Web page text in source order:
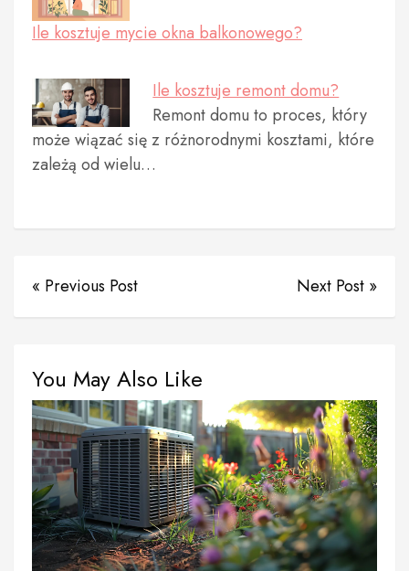
Ile kosztuje mycie okna balkonowego?
Ile kosztuje remont domu?
Remont domu to proces, który
może wiązać się z różnorodnymi kosztami, które
zależą od wielu…
« Previous Post Next Post »
You May Also Like